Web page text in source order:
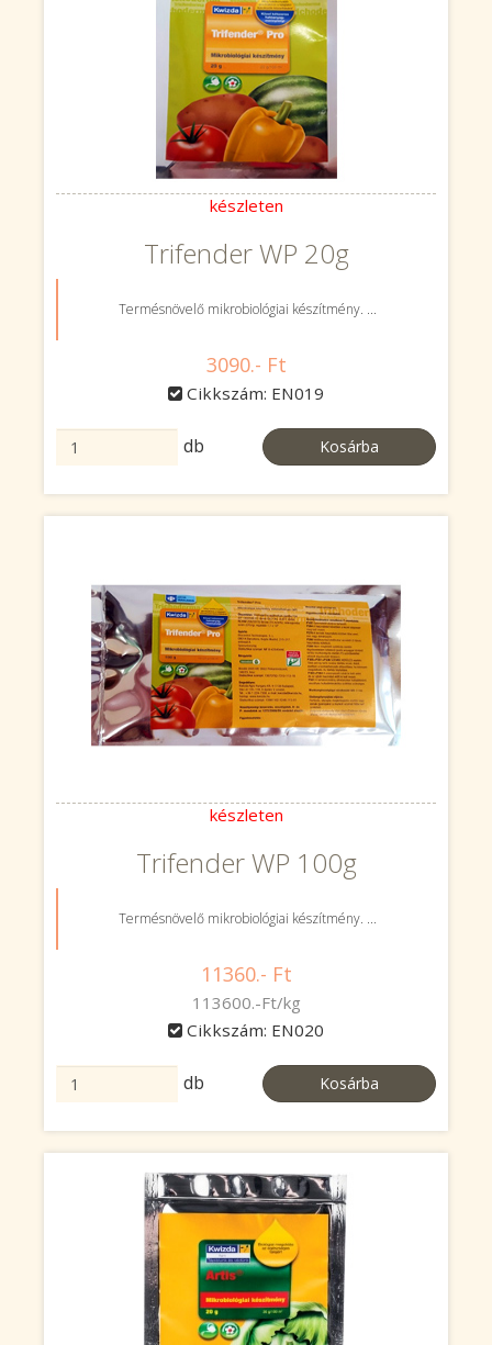
készleten
Trifender WP 20g
Termésnövelő mikrobiológiai készítmény. ...
3090.- Ft
Cikkszám: EN019
db Kosárba
készleten
Trifender WP 100g
Termésnövelő mikrobiológiai készítmény. ...
11360.- Ft
113600.-Ft/kg
Cikkszám: EN020
db Kosárba